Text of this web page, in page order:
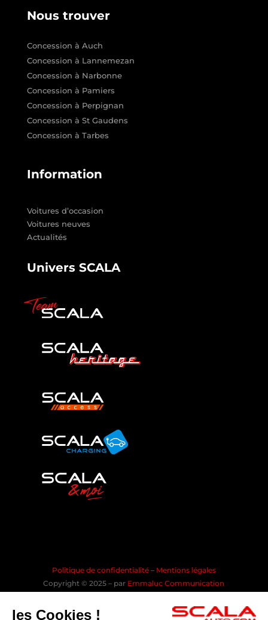
Nous trouver
Concession à Auch
Concession à Lannemezan
Concession à Narbonne
Concession à Pamiers
Concession à Perpignan
Concession à St Gaudens
Concession à Tarbes
Information
Voitures d’occasion
Voitures neuves
Actualités
Univers SCALA
Politique de confidentialité – Mentions légales
Copyright © 2025 – par Emmaluc Communication
les Cookies !